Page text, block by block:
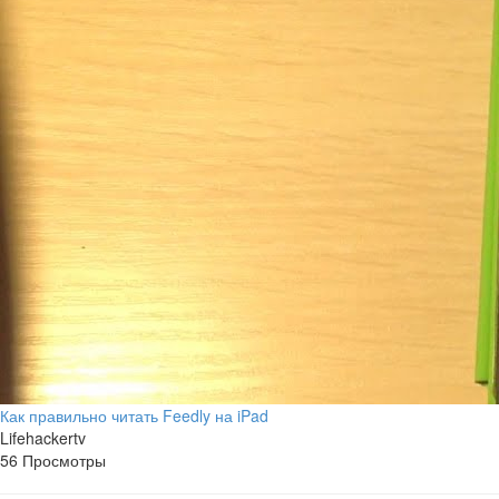
Как правильно читать Feedly на iPad
Lifehackertv
56 Просмотры